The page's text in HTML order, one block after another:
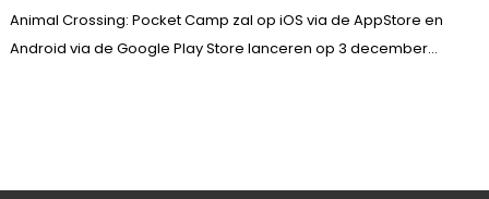
Animal Crossing: Pocket Camp zal op iOS via de AppStore en
Android via de Google Play Store lanceren op 3 december...